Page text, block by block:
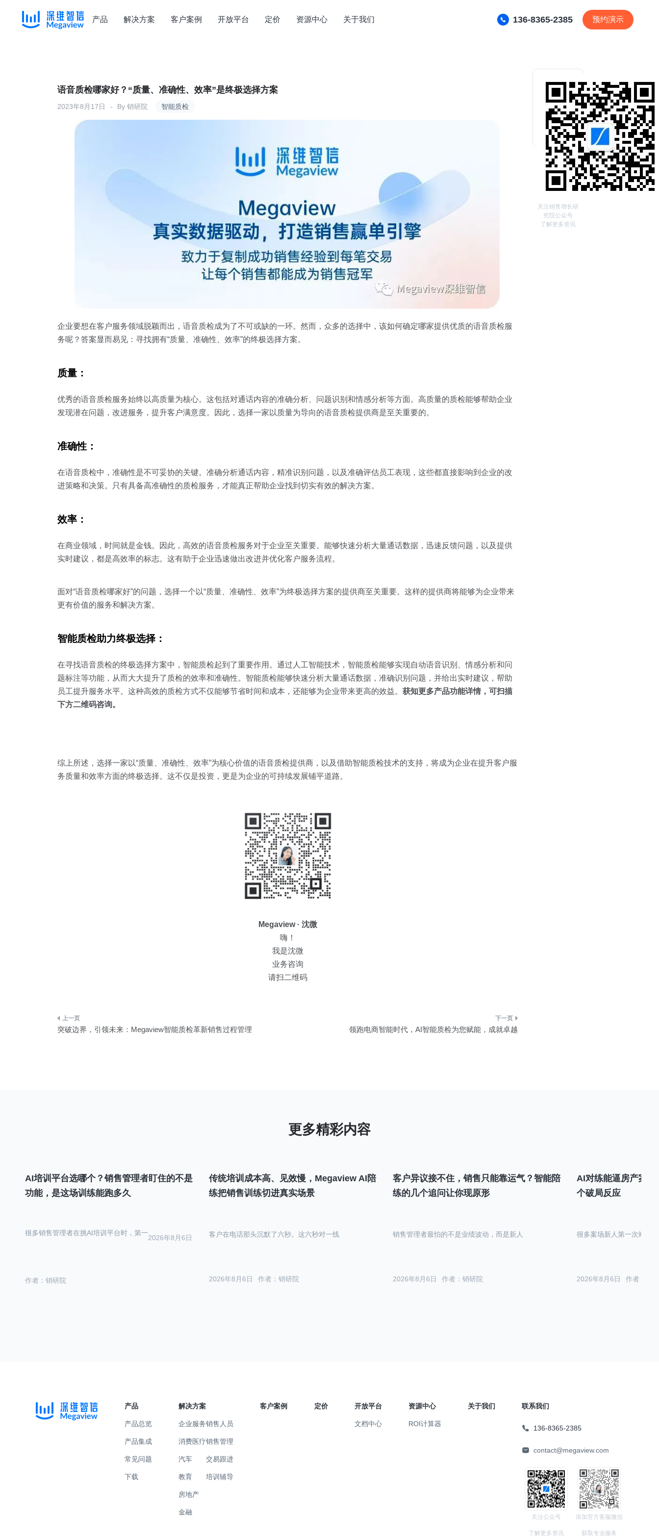
产品 解决方案 客户案例 开放平台 定价 资源中心 关于我们 136-8365-2385 预约演示
智能质检
语音质检哪家好？“质量、准确性、效率”是终极选择方案
2023年8月17日 By 销研院
企业要想在客户服务领域脱颖而出，语音质检成为了不可或缺的一环。然而，众多的选择中，该如何确定哪家提供优质的语音质检服
务呢？答案显而易见：寻找拥有“质量、准确性、效率”的终极选择方案。
质量：
优秀的语音质检服务始终以高质量为核心。这包括对通话内容的准确分析、问题识别和情感分析等方面。高质量的质检能够帮助企业
发现潜在问题，改进服务，提升客户满意度。因此，选择一家以质量为导向的语音质检提供商是至关重要的。
准确性：
在语音质检中，准确性是不可妥协的关键。准确分析通话内容，精准识别问题，以及准确评估员工表现，这些都直接影响到企业的改
进策略和决策。只有具备高准确性的质检服务，才能真正帮助企业找到切实有效的解决方案。
效率：
在商业领域，时间就是金钱。因此，高效的语音质检服务对于企业至关重要。能够快速分析大量通话数据，迅速反馈问题，以及提供
实时建议，都是高效率的标志。这有助于企业迅速做出改进并优化客户服务流程。
面对“语音质检哪家好”的问题，选择一个以“质量、准确性、效率”为终极选择方案的提供商至关重要。这样的提供商将能够为企业带来
更有价值的服务和解决方案。
智能质检助力终极选择：
在寻找语音质检的终极选择方案中，智能质检起到了重要作用。通过人工智能技术，智能质检能够实现自动语音识别、情感分析和问
题标注等功能，从而大大提升了质检的效率和准确性。智能质检能够快速分析大量通话数据，准确识别问题，并给出实时建议，帮助
员工提升服务水平。这种高效的质检方式不仅能够节省时间和成本，还能够为企业带来更高的效益。 获知更多产品功能详情，可扫描
下方二维码咨询。
综上所述，选择一家以“质量、准确性、效率”为核心价值的语音质检提供商，以及借助智能质检技术的支持，将成为企业在提升客户服
务质量和效率方面的终极选择。这不仅是投资，更是为企业的可持续发展铺平道路。
Megaview · 沈微
嗨！
我是沈微
业务咨询
请扫二维码
文
突破边界，引领未来：Megaview智能质检革新销售过程管理 领跑电商智能时代，AI智能质检为您赋能，成就卓越
关注销售增长研
究院公众号
了解更多资讯
AI培训平台选哪个？销售管理者盯住的不是
功能，是这场训练能跑多久
作者：销研院
2026年8月6日
很多销售管理者在挑AI培训平台时，第一
传统培训成本高、见效慢，Megaview AI陪
练把销售训练切进真实场景
作者：销研院
2026年8月6日
客户在电话那头沉默了六秒。这六秒对一线
客户异议接不住，销售只能靠运气？智能陪
练的几个追问让你现原形
作者：销研院
2026年8月6日
销售管理者最怕的不是业绩波动，而是新人
AI对练能逼房产案
个破局反应
作者：销
2026年8月6日
很多案场新人第一次站在
产品
产品总览
产品集成
常见问题
下载
解决方案
企业服务
消费医疗
汽车
教育
房地产
金融
销售人员
销售管理
交易跟进
培训辅导
客户案例 定价 开放平台
文档中心
资源中心
ROI计算器
关于我们 联系我们
136-8365-2385
contact@megaview.com
关注公众号
了解更多资讯
添加官方客服微信
获取专业服务